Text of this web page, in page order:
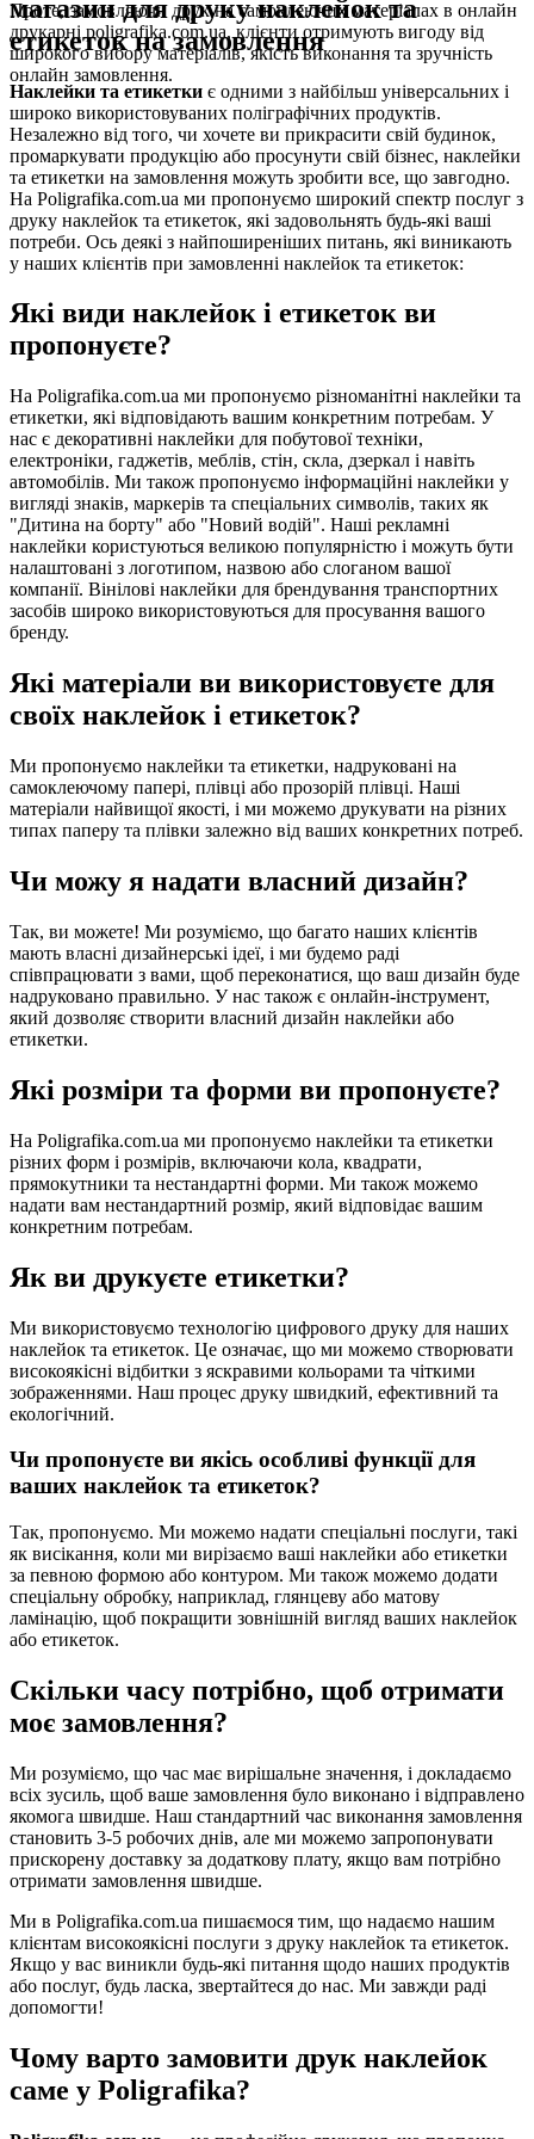
Проте, замовляючи друк на самоклеючих матеріалах в онлайн
друкарні poligrafika.com.ua, клієнти отримують вигоду від
широкого вибору матеріалів, якість виконання та зручність
онлайн замовлення.
магазин для друку наклейок та
етикеток на замовлення
Наклейки та етикетки є одними з найбільш універсальних і
широко використовуваних поліграфічних продуктів.
Незалежно від того, чи хочете ви прикрасити свій будинок,
промаркувати продукцію або просунути свій бізнес, наклейки
та етикетки на замовлення можуть зробити все, що завгодно.
На Poligrafika.com.ua ми пропонуємо широкий спектр послуг з
друку наклейок та етикеток, які задовольнять будь-які ваші
потреби. Ось деякі з найпоширеніших питань, які виникають
у наших клієнтів при замовленні наклейок та етикеток:
Які види наклейок і етикеток ви
пропонуєте?
На Poligrafika.com.ua ми пропонуємо різноманітні наклейки та
етикетки, які відповідають вашим конкретним потребам. У
нас є декоративні наклейки для побутової техніки,
електроніки, гаджетів, меблів, стін, скла, дзеркал і навіть
автомобілів. Ми також пропонуємо інформаційні наклейки у
вигляді знаків, маркерів та спеціальних символів, таких як
"Дитина на борту" або "Новий водій". Наші рекламні
наклейки користуються великою популярністю і можуть бути
налаштовані з логотипом, назвою або слоганом вашої
компанії. Вінілові наклейки для брендування транспортних
засобів широко використовуються для просування вашого
бренду.
Які матеріали ви використовуєте для
своїх наклейок і етикеток?
Ми пропонуємо наклейки та етикетки, надруковані на
самоклеючому папері, плівці або прозорій плівці. Наші
матеріали найвищої якості, і ми можемо друкувати на різних
типах паперу та плівки залежно від ваших конкретних потреб.
Чи можу я надати власний дизайн?
Так, ви можете! Ми розуміємо, що багато наших клієнтів
мають власні дизайнерські ідеї, і ми будемо раді
співпрацювати з вами, щоб переконатися, що ваш дизайн буде
надруковано правильно. У нас також є онлайн-інструмент,
який дозволяє створити власний дизайн наклейки або
етикетки.
Які розміри та форми ви пропонуєте?
На Poligrafika.com.ua ми пропонуємо наклейки та етикетки
різних форм і розмірів, включаючи кола, квадрати,
прямокутники та нестандартні форми. Ми також можемо
надати вам нестандартний розмір, який відповідає вашим
конкретним потребам.
Як ви друкуєте етикетки?
Ми використовуємо технологію цифрового друку для наших
наклейок та етикеток. Це означає, що ми можемо створювати
високоякісні відбитки з яскравими кольорами та чіткими
зображеннями. Наш процес друку швидкий, ефективний та
екологічний.
Чи пропонуєте ви якісь особливі функції для
ваших наклейок та етикеток?
Так, пропонуємо. Ми можемо надати спеціальні послуги, такі
як висікання, коли ми вирізаємо ваші наклейки або етикетки
за певною формою або контуром. Ми також можемо додати
спеціальну обробку, наприклад, глянцеву або матову
ламінацію, щоб покращити зовнішній вигляд ваших наклейок
або етикеток.
Скільки часу потрібно, щоб отримати
моє замовлення?
Ми розуміємо, що час має вирішальне значення, і докладаємо
всіх зусиль, щоб ваше замовлення було виконано і відправлено
якомога швидше. Наш стандартний час виконання замовлення
становить 3-5 робочих днів, але ми можемо запропонувати
прискорену доставку за додаткову плату, якщо вам потрібно
отримати замовлення швидше.
Ми в Poligrafika.com.ua пишаємося тим, що надаємо нашим
клієнтам високоякісні послуги з друку наклейок та етикеток.
Якщо у вас виникли будь-які питання щодо наших продуктів
або послуг, будь ласка, звертайтеся до нас. Ми завжди раді
допомогти!
Чому варто замовити друк наклейок
саме у Poligrafika?